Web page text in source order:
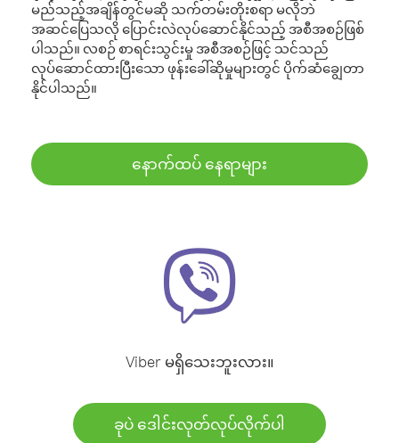
မည်သည့်အချိန်တွင်မဆို သက်တမ်းတိုးစရာ မလိုဘဲ
အဆင်ပြေသလို ပြောင်းလဲလုပ်ဆောင်နိုင်သည့် အစီအစဉ်ဖြစ်
ပါသည်။ လစဉ် စာရင်းသွင်းမှု အစီအစဉ်ဖြင့် သင်သည်
လုပ်ဆောင်ထားပြီးသော ဖုန်းခေါ်ဆိုမှုများတွင် ပိုက်ဆံချွေတာ
နိုင်ပါသည်။
နောက်ထပ် နေရာများ
Viber မရှိသေးဘူးလား။
ခုပဲ ဒေါင်းလုတ်လုပ်လိုက်ပါ